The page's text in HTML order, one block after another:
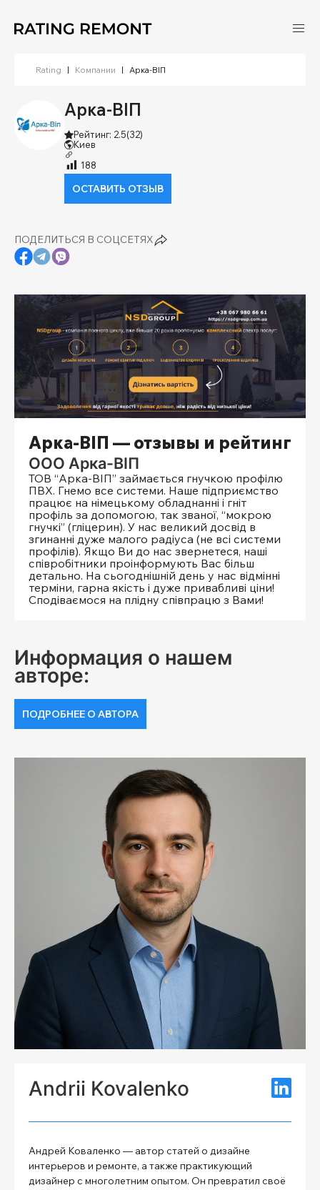
Rating | Компании | Арка-ВІП
Арка-ВІП
Рейтинг: 2.5(32)
Киев
188
ОСТАВИТЬ ОТЗЫВ
ПОДЕЛИТЬСЯ В СОЦСЕТЯХ
Арка-ВІП — отзывы и рейтинг
ООО Арка-ВІП
ТОВ “Арка-ВІП” займається гнучкою профілю
ПВХ. Гнемо все системи. Наше підприємство
працює на німецькому обладнанні і гніт
профіль за допомогою, так званої, “мокрою
гнучкі” (гліцерин). У нас великий досвід в
згинанні дуже малого радіуса (не всі системи
профілів). Якщо Ви до нас звернетеся, наші
співробітники проінформують Вас більш
детально. На сьогоднішній день у нас відмінні
терміни, гарна якість і дуже привабливі ціни!
Сподіваємося на плідну співпрацю з Вами!
Информация о нашем
авторе:
ПОДРОБНЕЕ О АВТОРА
Andrii Kovalenko
Андрей Коваленко — автор статей о дизайне
интерьеров и ремонте, а также практикующий
дизайнер с многолетним опытом. Он превратил своё